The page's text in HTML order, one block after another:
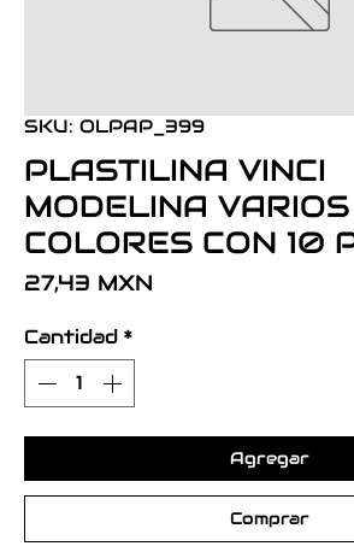
SKU: OLPAP_399
PLASTILINA VINCI
MODELINA VARIOS
COLORES CON 10
27,43 MXN
Cantidad *
Agregar
Comprar